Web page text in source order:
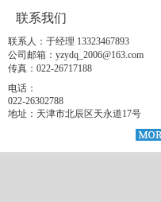
联系我们
联系人：于经理 13323467893
公司邮箱：yzydq_2006@163.com
传真：022-26717188
电话：
022-26302788
地址：天津市北辰区天永道17号